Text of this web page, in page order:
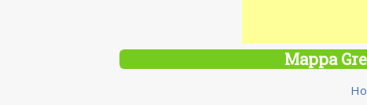
Mappa